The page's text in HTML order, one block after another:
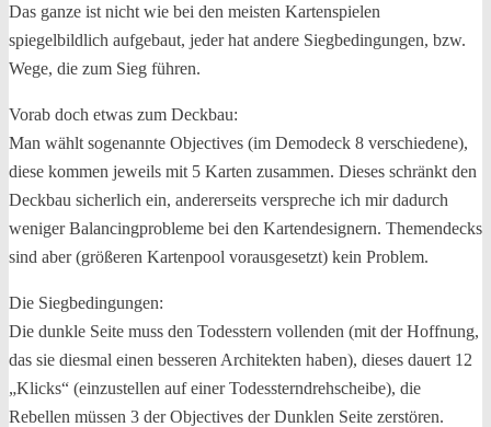
Das ganze ist nicht wie bei den meisten Kartenspielen
spiegelbildlich aufgebaut, jeder hat andere Siegbedingungen, bzw.
Wege, die zum Sieg führen.
Vorab doch etwas zum Deckbau:
Man wählt sogenannte Objectives (im Demodeck 8 verschiedene),
diese kommen jeweils mit 5 Karten zusammen. Dieses schränkt den
Deckbau sicherlich ein, andererseits verspreche ich mir dadurch
weniger Balancingprobleme bei den Kartendesignern. Themendecks
sind aber (größeren Kartenpool vorausgesetzt) kein Problem.
Die Siegbedingungen:
Die dunkle Seite muss den Todesstern vollenden (mit der Hoffnung,
das sie diesmal einen besseren Architekten haben), dieses dauert 12
„Klicks“ (einzustellen auf einer Todessterndrehscheibe), die
Rebellen müssen 3 der Objectives der Dunklen Seite zerstören.